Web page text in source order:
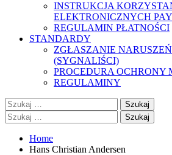
INSTRUKCJA
ELEKTRONICZNYCH
REGULAMIN PŁATNOŚCI
STANDARDY
ZGŁASZANIE NARUSZEŃ
(SYGNALIŚCI)
PROCEDURA OCHRONY
REGULAMINY
Szukaj:
Szukaj:
Home
Hans Christian Andersen